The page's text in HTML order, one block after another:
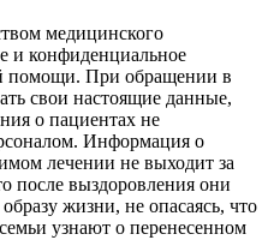
медицинского
и конфиденциальное
помощи. При обращении в
свои настоящие данные,
о пациентах не
Информация о
лечении не выходит за
после выздоровления они
жизни, не опасаясь, что
узнают о перенесенном